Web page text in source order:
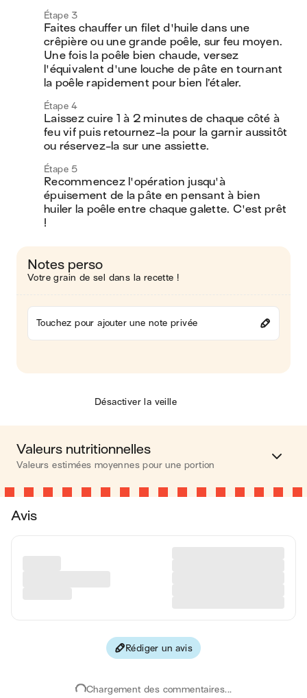
Étape 3
Faites chauffer un filet d'huile dans une
crêpière ou une grande poêle, sur feu moyen.
Une fois la poêle bien chaude, versez
l'équivalent d'une louche de pâte en tournant
la poêle rapidement pour bien l’étaler.
Étape 4
Laissez cuire 1 à 2 minutes de chaque côté à
feu vif puis retournez-la pour la garnir aussitôt
ou réservez-la sur une assiette.
Étape 5
Recommencez l'opération jusqu'à
épuisement de la pâte en pensant à bien
huiler la poêle entre chaque galette. C'est prêt
!
Notes perso
Votre grain de sel dans la recette !
Touchez pour ajouter une note privée
Désactiver la veille
Valeurs nutritionnelles
Valeurs estimées moyennes pour une portion
Calories 348 kcal
Les valeurs sont basées sur une estimation moyenne pour
préoccupations ou des questions concernant votre santé,
Avis
Rédiger un avis
Chargement des commentaires...